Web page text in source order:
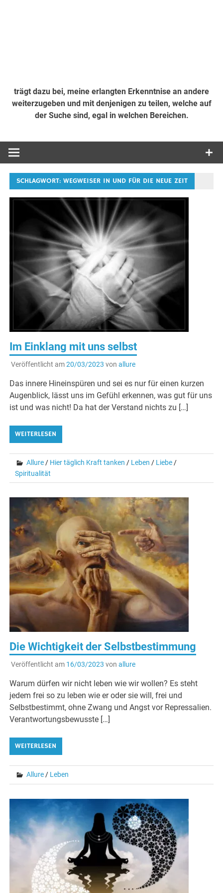
trägt dazu bei, meine erlangten Erkenntnise an andere
weiterzugeben und mit denjenigen zu teilen, welche auf
der Suche sind, egal in welchen Bereichen.
SCHLAGWORT:WEGWEISER IN UND FÜR DIE NEUE ZEIT
Im Einklang mit uns selbst
Veröffentlicht am20/03/2023 von allure
Das innere Hineinspüren und sei es nur für einen kurzen
Augenblick, lässt uns im Gefühl erkennen, was gut für uns
ist und was nicht! Da hat der Verstand nichts zu […]
WEITERLESEN
Allure/ Hier täglich Kraft tanken / Leben / Liebe/
Spiritualität
Die Wichtigkeit der Selbstbestimmung
Veröffentlicht am 16/03/2023 von allure
Warum dürfen wir nicht leben wie wir wollen? Es steht
jedem frei so zu leben wie er oder sie will, frei und
Selbstbestimmt, ohne Zwang und Angst vor Repressalien.
Verantwortungsbewusste […]
WEITERLESEN
Allure / Leben